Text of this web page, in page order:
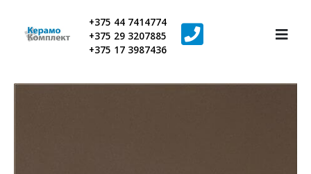
+375 44 7414774
+375 29 3207885
+375 17 3987436